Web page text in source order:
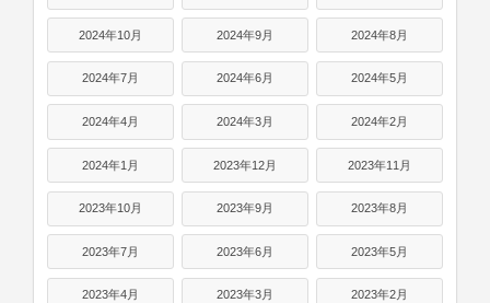
2024年10月 2024年9月 2024年8月
2024年7月 2024年6月 2024年5月
2024年4月 2024年3月 2024年2月
2024年1月 2023年12月 2023年11月
2023年10月 2023年9月 2023年8月
2023年7月 2023年6月 2023年5月
2023年4月 2023年3月 2023年2月